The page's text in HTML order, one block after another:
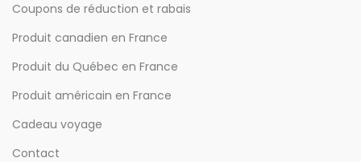
Coupons de réduction et rabais
Produit canadien en France
Produit du Québec en France
Produit américain en France
Cadeau voyage
Contact